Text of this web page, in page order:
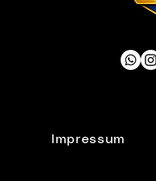
Impressum